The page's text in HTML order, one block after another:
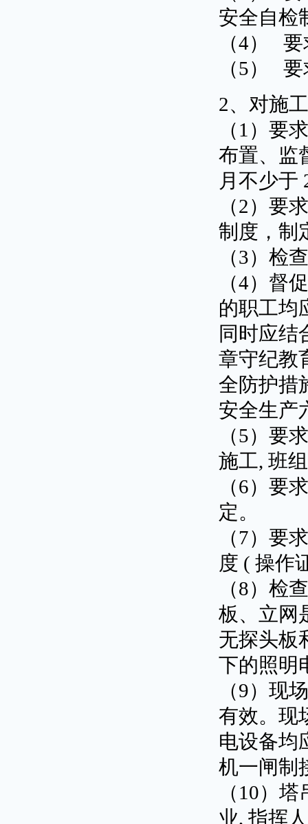
安全自检
（4）
（5）
2、对施
（1）要
布置、监
月不少于
（2）要
制度，制
（3）检
（4）督
的职工均
同时应结
章守纪教
全防护措
安全生产
（5）要
施工, 班
（6）要
定。
（7）要
度 ( 操作
（8）检
板、立网
无探头板
下的照明
（9）现
有效。现
电设备均
机一闸制
（10）
业, 指挥